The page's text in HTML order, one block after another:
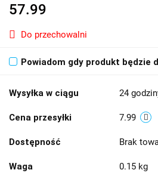
57.99
Do przechowalni
Powiadom gdy produkt będzie
Wysyłka w ciągu 24
Cena przesyłki 7.99
Dostępność Brak
Waga 0.15 kg